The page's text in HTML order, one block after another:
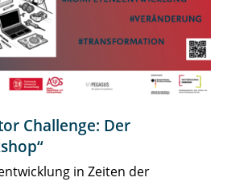
Challenge: Der
in Zeiten der